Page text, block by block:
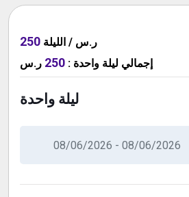
250 ر.س / الليلة
إجمالي ليلة واحدة :
250 ر.س
ليلة واحدة